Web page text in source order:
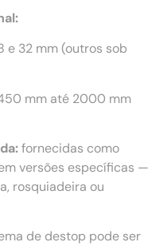
e 32 mm (outros sob
mm até 2000 mm
fornecidas como
versões específicas —
rosquiadeira ou
de destop pode ser